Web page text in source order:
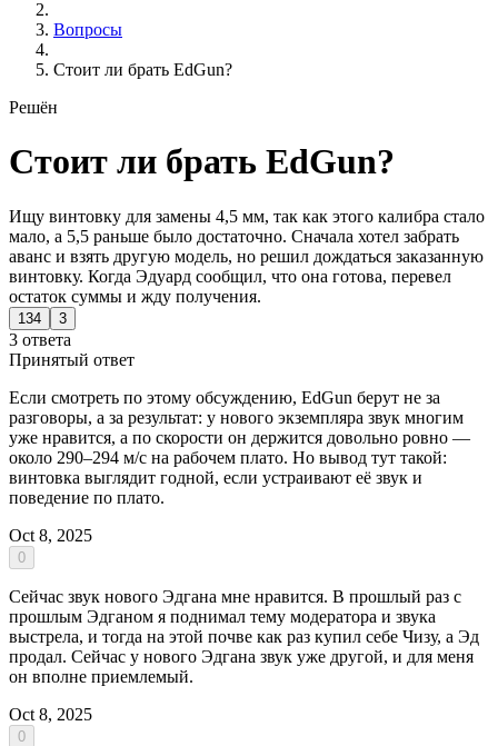
Вопросы
Стоит ли брать EdGun?
Решён
Стоит ли брать EdGun?
Ищу винтовку для замены 4,5 мм, так как этого калибра стало
мало, а 5,5 раньше было достаточно. Сначала хотел забрать
аванс и взять другую модель, но решил дождаться заказанную
винтовку. Когда Эдуард сообщил, что она готова, перевел
остаток суммы и жду получения.
134 3
3 ответа
Принятый ответ
Если смотреть по этому обсуждению, EdGun берут не за
разговоры, а за результат: у нового экземпляра звук многим
уже нравится, а по скорости он держится довольно ровно —
около 290–294 м/с на рабочем плато. Но вывод тут такой:
винтовка выглядит годной, если устраивают её звук и
поведение по плато.
Oct 8, 2025
0
Сейчас звук нового Эдгана мне нравится. В прошлый раз с
прошлым Эдганом я поднимал тему модератора и звука
выстрела, и тогда на этой почве как раз купил себе Чизу, а Эд
продал. Сейчас у нового Эдгана звук уже другой, и для меня
он вполне приемлемый.
Oct 8, 2025
0